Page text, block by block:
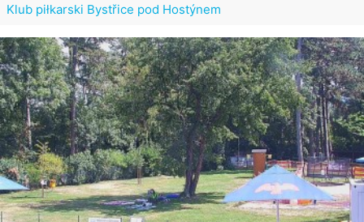
Klub piłkarski Bystřice pod Hostýnem